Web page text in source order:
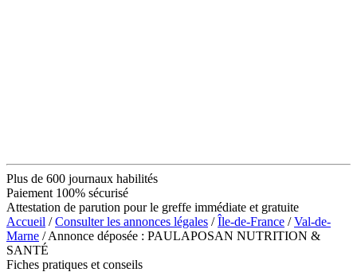
Plus de 600 journaux habilités
Paiement 100% sécurisé
Attestation de parution pour le greffe immédiate et gratuite
Accueil /Consulter les annonces légales /Île-de-France /Val-de-
Marne / Annonce déposée : PAULAPOSAN NUTRITION &
SANTÉ
Fiches pratiques et conseils